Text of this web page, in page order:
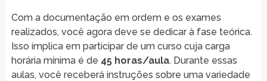
Com a documentação em ordem e os exames
realizados, você agora deve se dedicar à fase teórica.
Isso implica em participar de um curso cuja carga
horária mínima é de 45 horas/aula. Durante essas
aulas, você receberá instruções sobre uma variedade